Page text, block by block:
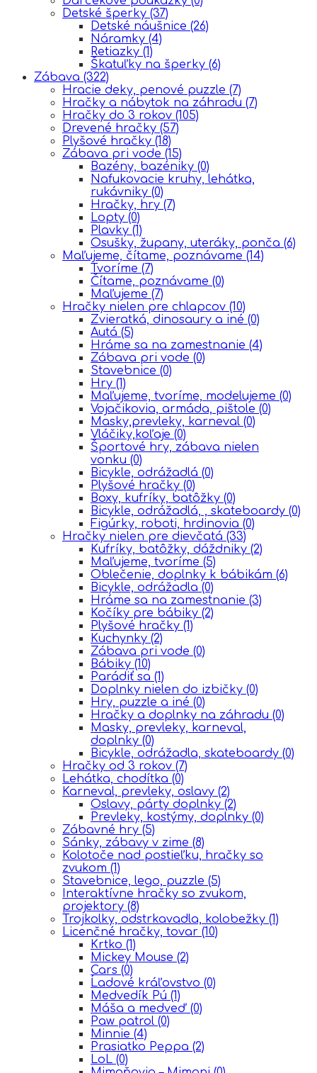
Detské šperky (37)
Detské náušnice (26)
Náramky (4)
Retiazky (1)
Škatuľky na šperky (6)
Zábava (322)
Hracie deky, penové puzzle (7)
Hračky a nábytok na záhradu (7)
Hračky do 3 rokov (105)
Drevené hračky (57)
Plyšové hračky (18)
Zábava pri vode (15)
Bazény, bazéniky (0)
Nafukovacie kruhy, lehátka,
rukávniky (0)
Hračky, hry (7)
Lopty (0)
Plavky (1)
Osušky, župany, uteráky, ponča (6)
Maľujeme, čítame, poznávame (14)
Tvoríme (7)
Čítame, poznávame (0)
Maľujeme (7)
Hračky nielen pre chlapcov (10)
Zvieratká, dinosaury a iné (0)
Autá (5)
Hráme sa na zamestnanie (4)
Zábava pri vode (0)
Stavebnice (0)
Hry (1)
Maľujeme, tvoríme, modelujeme (0)
Vojačikovia, armáda, pištole (0)
Masky,prevleky, karneval (0)
Vláčiky,koľaje (0)
Športové hry, zábava nielen
vonku (0)
Bicykle, odrážadlá (0)
Plyšové hračky (0)
Boxy, kufríky, batôžky (0)
Bicykle, odrážadlá, , skateboardy (0)
Figúrky, roboti, hrdinovia (0)
Hračky nielen pre dievčatá (33)
Kufríky, batôžky, dáždniky (2)
Maľujeme, tvoríme (5)
Oblečenie, doplnky k bábikám (6)
Bicykle, odrážadla (0)
Hráme sa na zamestnanie (3)
Kočíky pre bábiky (2)
Plyšové hračky (1)
Kuchynky (2)
Zábava pri vode (0)
Bábiky (10)
Parádiť sa (1)
Doplnky nielen do izbičky (0)
Hry, puzzle a iné (0)
Hračky a doplnky na záhradu (0)
Masky, prevleky, karneval,
doplnky (0)
Bicykle, odrážadla, skateboardy (0)
Hračky od 3 rokov (7)
Lehátka, chodítka (0)
Karneval, prevleky, oslavy (2)
Oslavy, párty doplnky (2)
Prevleky, kostýmy, doplnky (0)
Zábavné hry (5)
Sánky, zábavy v zime (8)
Kolotoče nad postieľku, hračky so
zvukom (1)
Stavebnice, lego, puzzle (5)
Interaktívne hračky so zvukom,
projektory (8)
Trojkolky, odstrkavadla, kolobežky (1)
Licenčné hračky, tovar (10)
Krtko (1)
Mickey Mouse (2)
Cars (0)
Ĺadové kráľovstvo (0)
Medvedík Pú (1)
Máša a medveď (0)
Paw patrol (0)
Minnie (4)
Prasiatko Peppa (2)
LoL (0)